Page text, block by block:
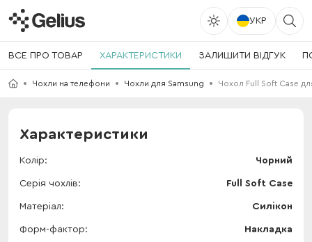
УКР
ВСЕ ПРО ТОВАР ХАРАКТЕРИСТИКИ ЗАЛИШИТИ ВІДГУК
Чохли на телефони Чохли для Samsung Чохол Full Soft Case
Характеристики
Колір Чорний
Серія чохлів Full Soft Case
Матеріал Силікон
Форм-фактор Накладка